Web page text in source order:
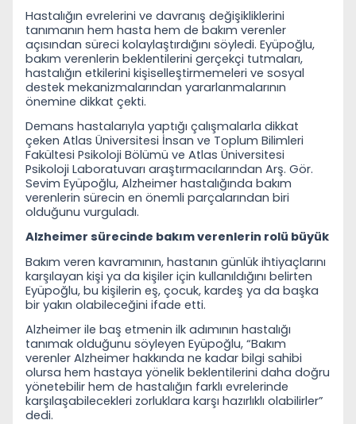
Hastalığın evrelerini ve davranış değişikliklerini
tanımanın hem hasta hem de bakım verenler
açısından süreci kolaylaştırdığını söyledi. Eyüpoğlu,
bakım verenlerin beklentilerini gerçekçi tutmaları,
hastalığın etkilerini kişiselleştirmemeleri ve sosyal
destek mekanizmalarından yararlanmalarının
önemine dikkat çekti.
Demans hastalarıyla yaptığı çalışmalarla dikkat
çeken Atlas Üniversitesi İnsan ve Toplum Bilimleri
Fakültesi Psikoloji Bölümü ve Atlas Üniversitesi
Psikoloji Laboratuvarı araştırmacılarından Arş. Gör.
Sevim Eyüpoğlu, Alzheimer hastalığında bakım
verenlerin sürecin en önemli parçalarından biri
olduğunu vurguladı.
Alzheimer sürecinde bakım verenlerin rolü büyük
Bakım veren kavramının, hastanın günlük ihtiyaçlarını
karşılayan kişi ya da kişiler için kullanıldığını belirten
Eyüpoğlu, bu kişilerin eş, çocuk, kardeş ya da başka
bir yakın olabileceğini ifade etti.
Alzheimer ile baş etmenin ilk adımının hastalığı
tanımak olduğunu söyleyen Eyüpoğlu, “Bakım
verenler Alzheimer hakkında ne kadar bilgi sahibi
olursa hem hastaya yönelik beklentilerini daha doğru
yönetebilir hem de hastalığın farklı evrelerinde
karşılaşabilecekleri zorluklara karşı hazırlıklı olabilirler”
dedi.